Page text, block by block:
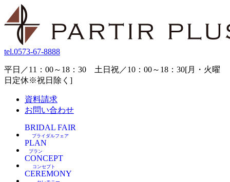
tel.0573-67-8888
平日／11：00～18：30 土日祝／10：00～18：30[月・火曜
日定休※祝日除く]
資料請求
お問い合わせ
BRIDAL FAIR
ブライダルフェア
PLAN
プラン
CONCEPT
コンセプト
CEREMONY